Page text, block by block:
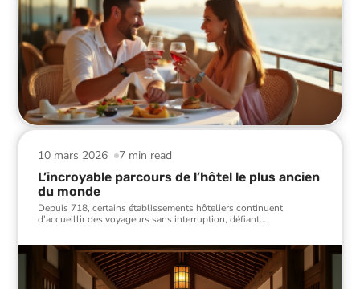
7 min read
10 mars 2026
L’incroyable parcours de l’hôtel le plus ancien
du monde
Depuis 718, certains établissements hôteliers continuent
d'accueillir des voyageurs sans interruption, défiant…